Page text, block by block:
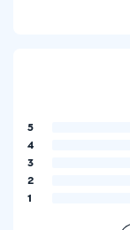
5
4
3
2
1